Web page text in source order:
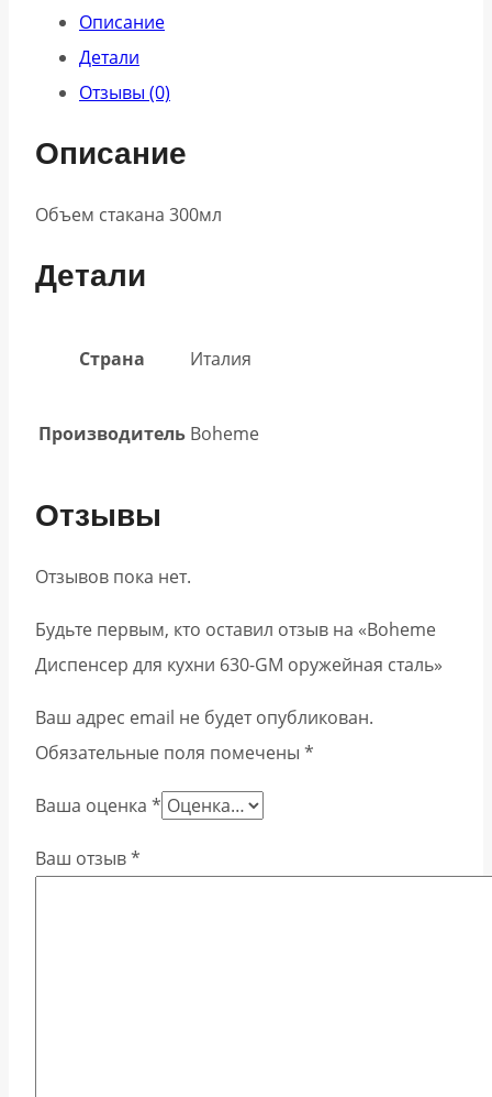
Описание
Детали
Отзывы (0)
Описание
Объем стакана 300мл
Детали
Страна Италия
Производитель Boheme
Отзывы
Отзывов пока нет.
Будьте первым, кто оставил отзыв на «Boheme
Диспенсер для кухни 630-GM оружейная сталь»
Ваш адрес email не будет опубликован.
Обязательные поля помечены *
Ваша оценка *
Ваш отзыв*